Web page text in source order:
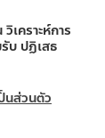
เคราะห์การ
บ ปฏิเสธ
นส่วนตัว